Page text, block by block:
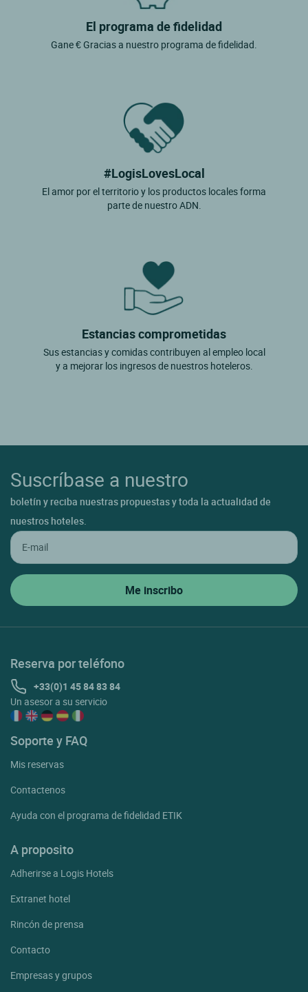
El programa de fidelidad
Gane € Gracias a nuestro programa de fidelidad.
#LogisLovesLocal
El amor por el territorio y los productos locales forma
parte de nuestro ADN.
Estancias comprometidas
Sus estancias y comidas contribuyen al empleo local
y a mejorar los ingresos de nuestros hoteleros.
Suscríbase a nuestro
boletín y reciba nuestras propuestas y toda la actualidad de
nuestros hoteles.
Reserva por teléfono
+33(0)1 45 84 83 84
Un asesor a su servicio
Soporte y FAQ
Mis reservas
Contactenos
Ayuda con el programa de fidelidad ETIK
A proposito
Adherirse a Logis Hotels
Extranet hotel
Rincón de prensa
Contacto
Empresas y grupos